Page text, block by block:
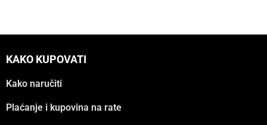
KAKO KUPOVATI
Kako naručiti
Plaćanje i kupovina na rate